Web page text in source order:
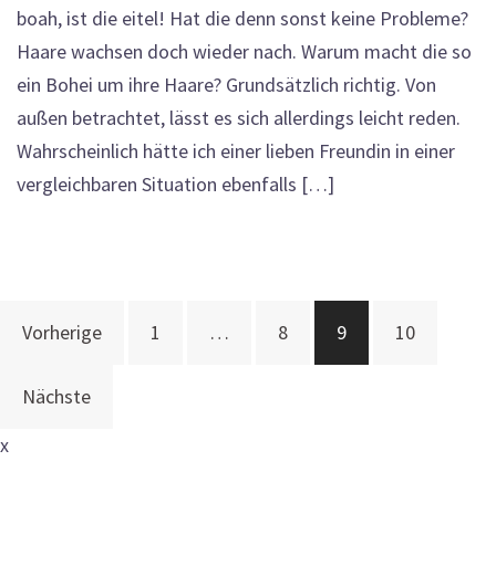
boah, ist die eitel! Hat die denn sonst keine Probleme?
Haare wachsen doch wieder nach. Warum macht die so
ein Bohei um ihre Haare? Grundsätzlich richtig. Von
außen betrachtet, lässt es sich allerdings leicht reden.
Wahrscheinlich hätte ich einer lieben Freundin in einer
vergleichbaren Situation ebenfalls […]
Beitragsnavigation
Vorherige 1 … 8 9 10
Nächste
x